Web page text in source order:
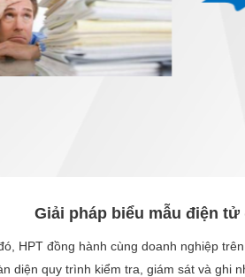
Giải pháp biểu mẫu điện tử
HPT đồng hành cùng doanh nghiệp
diện quy trình kiểm tra, giám sát và ghi